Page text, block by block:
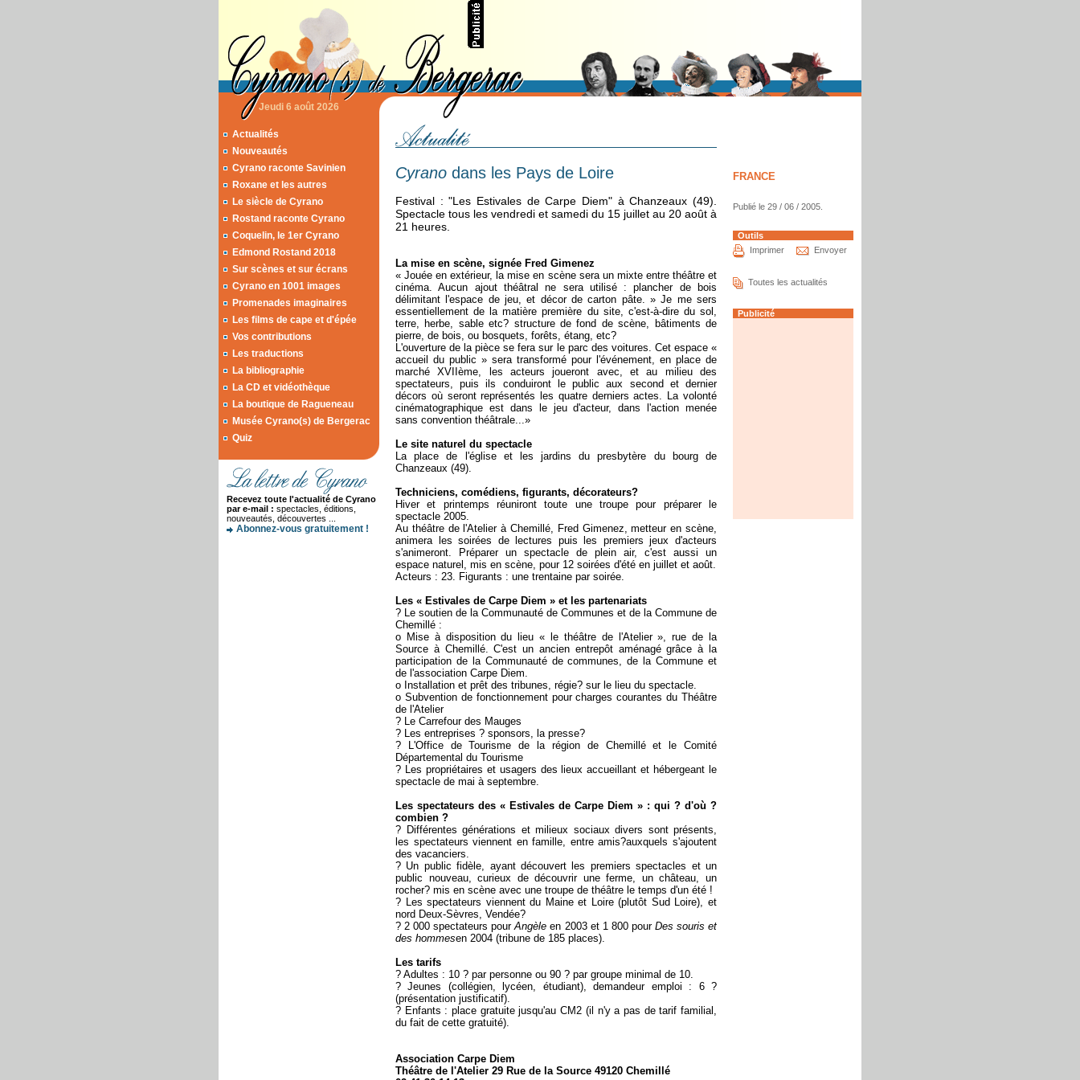
Jeudi 6 août 2026
Actualités
Nouveautés
Cyrano raconte Savinien
Roxane et les autres
Le siècle de Cyrano
Rostand raconte Cyrano
Coquelin, le 1er Cyrano
Edmond Rostand 2018
Sur scènes et sur écrans
Cyrano en 1001 images
Promenades imaginaires
Les films de cape et d'épée
Vos contributions
Les traductions
La bibliographie
La CD et vidéothèque
La boutique de Ragueneau
Musée Cyrano(s) de Bergerac
Quiz
Recevez toute l'actualité de Cyrano
par e-mail : spectacles, éditions,
nouveautés, découvertes ...
Abonnez-vous gratuitement !
Cyrano dans les Pays de Loire
Festival : "Les Estivales de Carpe Diem" à Chanzeaux (49).
Spectacle tous les vendredi et samedi du 15 juillet au 20 août à
21 heures.
La mise en scène, signée Fred Gimenez
« Jouée en extérieur, la mise en scène sera un mixte entre théâtre et
cinéma. Aucun ajout théâtral ne sera utilisé : plancher de bois
délimitant l'espace de jeu, et décor de carton pâte. » Je me sers
essentiellement de la matière première du site, c'est-à-dire du sol,
terre, herbe, sable etc? structure de fond de scène, bâtiments de
pierre, de bois, ou bosquets, forêts, étang, etc?
L'ouverture de la pièce se fera sur le parc des voitures. Cet espace «
accueil du public » sera transformé pour l'événement, en place de
marché XVIIème, les acteurs joueront avec, et au milieu des
spectateurs, puis ils conduiront le public aux second et dernier
décors où seront représentés les quatre derniers actes. La volonté
cinématographique est dans le jeu d'acteur, dans l'action menée
sans convention théâtrale...»
Le site naturel du spectacle
La place de l'église et les jardins du presbytère du bourg de
Chanzeaux (49).
Techniciens, comédiens, figurants, décorateurs?
Hiver et printemps réuniront toute une troupe pour préparer le
spectacle 2005.
Au théâtre de l'Atelier à Chemillé, Fred Gimenez, metteur en scène,
animera les soirées de lectures puis les premiers jeux d'acteurs
s'animeront. Préparer un spectacle de plein air, c'est aussi un
espace naturel, mis en scène, pour 12 soirées d'été en juillet et août.
Acteurs : 23. Figurants : une trentaine par soirée.
Les « Estivales de Carpe Diem » et les partenariats
? Le soutien de la Communauté de Communes et de la Commune de
Chemillé :
o Mise à disposition du lieu « le théâtre de l'Atelier », rue de la
Source à Chemillé. C'est un ancien entrepôt aménagé grâce à la
participation de la Communauté de communes, de la Commune et
de l'association Carpe Diem.
o Installation et prêt des tribunes, régie? sur le lieu du spectacle.
o Subvention de fonctionnement pour charges courantes du Théâtre
de l'Atelier
? Le Carrefour des Mauges
? Les entreprises ? sponsors, la presse?
? L'Office de Tourisme de la région de Chemillé et le Comité
Départemental du Tourisme
? Les propriétaires et usagers des lieux accueillant et hébergeant le
spectacle de mai à septembre.
Les spectateurs des « Estivales de Carpe Diem » : qui ? d'où ?
combien ?
? Différentes générations et milieux sociaux divers sont présents,
les spectateurs viennent en famille, entre amis?auxquels s'ajoutent
des vacanciers.
? Un public fidèle, ayant découvert les premiers spectacles et un
public nouveau, curieux de découvrir une ferme, un château, un
rocher? mis en scène avec une troupe de théâtre le temps d'un été !
? Les spectateurs viennent du Maine et Loire (plutôt Sud Loire), et
nord Deux-Sèvres, Vendée?
? 2 000 spectateurs pourAngèle en 2003 et 1 800 pour Des souris et
des hommesen 2004 (tribune de 185 places).
Les tarifs
? Adultes : 10 ? par personne ou 90 ? par groupe minimal de 10.
? Jeunes (collégien, lycéen, étudiant), demandeur emploi : 6 ?
(présentation justificatif).
? Enfants : place gratuite jusqu'au CM2 (il n'y a pas de tarif familial,
du fait de cette gratuité).
Association Carpe Diem
Théâtre de l'Atelier 29 Rue de la Source 49120 Chemillé
FRANCE
Publié le 29 / 06 / 2005.
Outils
Imprimer
Envoyer
Toutes les actualités
Publicité